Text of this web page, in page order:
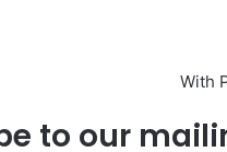
With
to our